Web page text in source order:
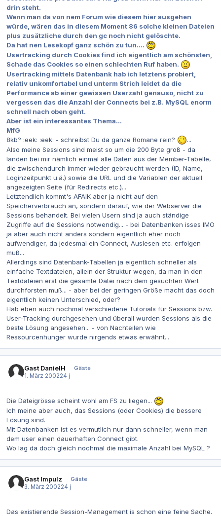
drin steht.
Wenn man da von nem Forum wie diesem hier ausgehen
würde, wären das in diesem Moment 86 solche kleinen Dateien
plus zusätzliche durch den gc noch nicht gelöschte.
Da hat nen Lesekopf ganz schön zu tun....
Usertracking durch Cookies find ich eigentlich am schönsten,
Schade das Cookies so einen schlechten Ruf haben.
Usertracking mittels Datenbank hab ich letztens probiert,
relativ unkomfortabel und unterm Strich leidet da die
Performance ab einer gewissen Userzahl genauso, nicht zu
vergessen das die Anzahl der Connects bei z.B. MySQL enorm
schnell nach oben geht.
Aber ist ein interessantes Thema...
MfG
8kb? :eek: :eek: - schreibst Du da ganze Romane rein?
...
Also meine Sessions sind meist so um die 200 Byte groß - da
landen bei mir nämlich einmal alle Daten aus der Member-Tabelle,
die zwischendurch immer wieder gebraucht werden (ID, Name,
Loginzeitpunkt u.ä.) sowie die URL und die Variablen der aktuell
angezeigten Seite (für Redirects etc.)...
Letztendlich kommt's AFAIK aber ja nicht auf den
Speicherverbrauch an, sondern darauf, wie der Webserver die
Sessions behandelt. Bei vielen Usern sind ja auch ständige
Zugriffe auf die Sessions notwendig... - bei Datenbanken isses IMO
ja aber auch nicht anders sondern eigentlich eher noch
aufwendiger, da jedesmal ein Connect, Auslesen etc. erfolgen
muß...
Allerdings sind Datenbank-Tabellen ja eigentlich schneller als
einfache Textdateien, allein der Struktur wegen, da man in den
Textdateien erst die gesamte Datei nach dem gesuchten Wert
durchforsten muß... - aber bei der geringen Größe macht das doch
eigentlich keinen Unterschied, oder?
Hab eben auch nochmal verschiedene Tutorials für Sessions bzw.
User-Tracking durchgesehen und überall wurden Sessions als die
beste Lösung angesehen... - von Nachteilen wie
Ressourcenhunger wurde nirgends etwas erwähnt...
Gast DanielH
Gäste
1. März 200224 j
Die Dateigrösse scheint wohl am FS zu liegen...
Ich meine aber auch, das Sessions (oder Cookies) die bessere
Lösung sind.
Mit Datenbanken ist es vermutlich nur dann schneller, wenn man
dem user einen dauerhaften Connect gibt.
Wo lag da doch gleich nochmal die maximale Anzahl bei MySQL ?
Gast Impulz
Gäste
3. März 200224 j
Das existierende Session-Management is schon eine feine Sache.